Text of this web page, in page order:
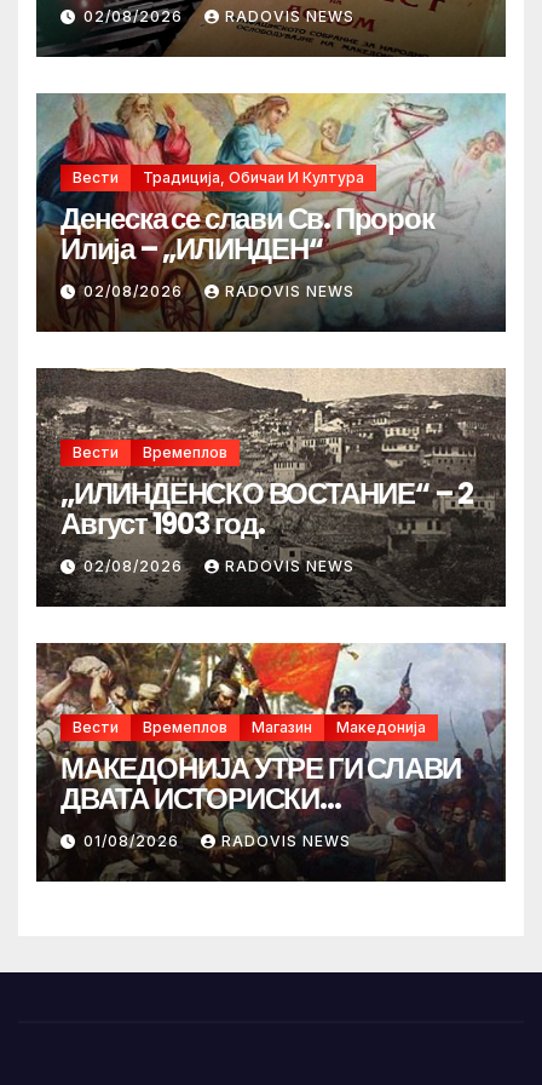
02/08/2026 RADOVIS NEWS
Вести Традиција, Обичаи И Култура
Денеска се слави Св. Пророк
Илија – „ИЛИНДЕН“
02/08/2026 RADOVIS NEWS
Вести Времеплов
„ИЛИНДЕНСКО ВОСТАНИЕ“ – 2
Август 1903 год.
02/08/2026 RADOVIS NEWS
Вести Времеплов Магазин Македонија
МАКЕДОНИЈА УТРЕ ГИ СЛАВИ
ДВАТА ИСТОРИСКИ
ИЛИНДЕНА!
01/08/2026 RADOVIS NEWS